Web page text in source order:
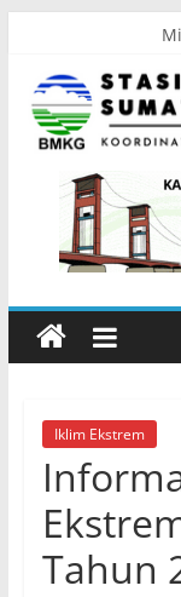
content
Koordinator
BMKG
Sumatera
Selatan
Iklim Ekstrem
Tahun